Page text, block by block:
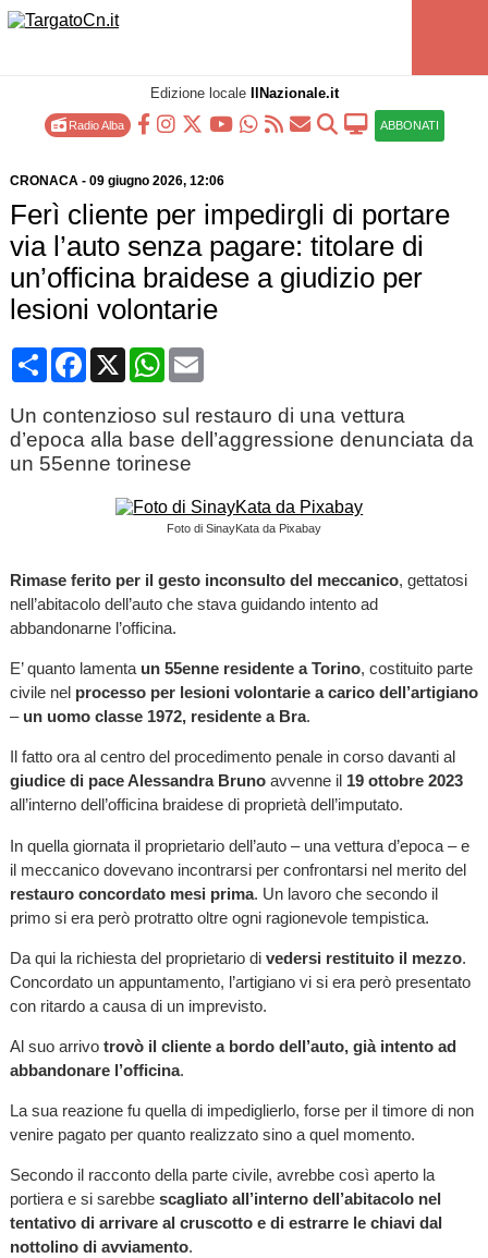
Edizione locale IlNazionale.it
Radio Alba ABBONATI
CRONACA- 09 giugno 2026, 12:06
Ferì cliente per impedirgli di portare
via l’auto senza pagare: titolare di
un’officina braidese a giudizio per
lesioni volontarie
CondividiFacebook
X WhatsApp
Email
Un contenzioso sul restauro di una vettura
d’epoca alla base dell’aggressione denunciata da
un 55enne torinese
Foto di SinayKata da Pixabay
Rimase ferito per il gesto inconsulto del meccanico, gettatosi
nell’abitacolo dell’auto che stava guidando intento ad
abbandonarne l’officina.
E’ quanto lamenta un 55enne residente a Torino, costituito parte
civile nel processo per lesioni volontarie a carico dell’artigiano
– un uomo classe 1972, residente a Bra.
Il fatto ora al centro del procedimento penale in corso davanti al
giudice di pace Alessandra Brunoavvenne il 19 ottobre 2023
all’interno dell’officina braidese di proprietà dell’imputato.
In quella giornata il proprietario dell’auto – una vettura d’epoca – e
il meccanico dovevano incontrarsi per confrontarsi nel merito del
restauro concordato mesi prima. Un lavoro che secondo il
primo si era però protratto oltre ogni ragionevole tempistica.
Da qui la richiesta del proprietario di vedersi restituito il mezzo.
Concordato un appuntamento, l’artigiano vi si era però presentato
con ritardo a causa di un imprevisto.
Al suo arrivo trovò il cliente a bordo dell’auto, già intento ad
abbandonare l’officina.
La sua reazione fu quella di impediglierlo, forse per il timore di non
venire pagato per quanto realizzato sino a quel momento.
Secondo il racconto della parte civile, avrebbe così aperto la
portiera e si sarebbe scagliato all’interno dell’abitacolo nel
tentativo di arrivare al cruscotto e di estrarre le chiavi dal
nottolino di avviamento.